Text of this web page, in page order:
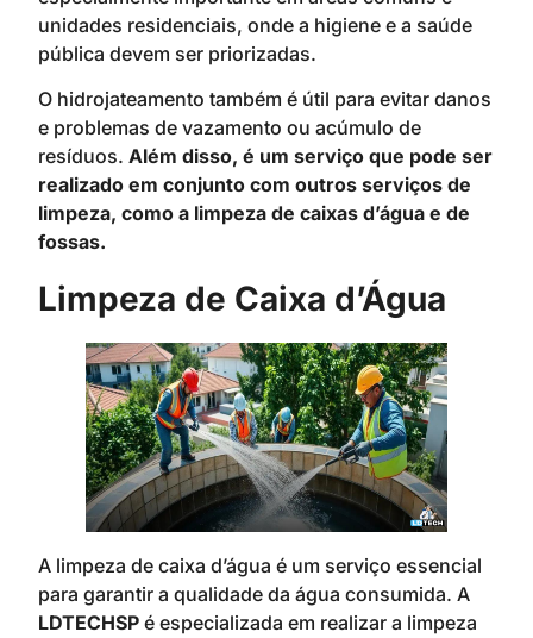
unidades residenciais, onde a higiene e a saúde
pública devem ser priorizadas.
O hidrojateamento também é útil para evitar danos
e problemas de vazamento ou acúmulo de
resíduos. Além disso, é um serviço que pode ser
realizado em conjunto com outros serviços de
limpeza, como a limpeza de caixas d’água e de
fossas.
Limpeza de Caixa d’Água
A limpeza de caixa d’água é um serviço essencial
para garantir a qualidade da água consumida. A
LDTECHSP é especializada em realizar a limpeza